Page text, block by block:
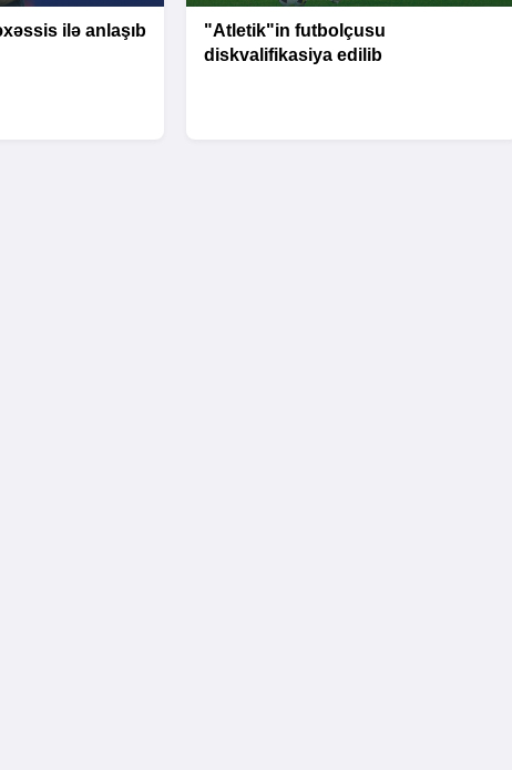
ilə anlaşıb
"Atletik"in futbolçusu
diskvalifikasiya edilib